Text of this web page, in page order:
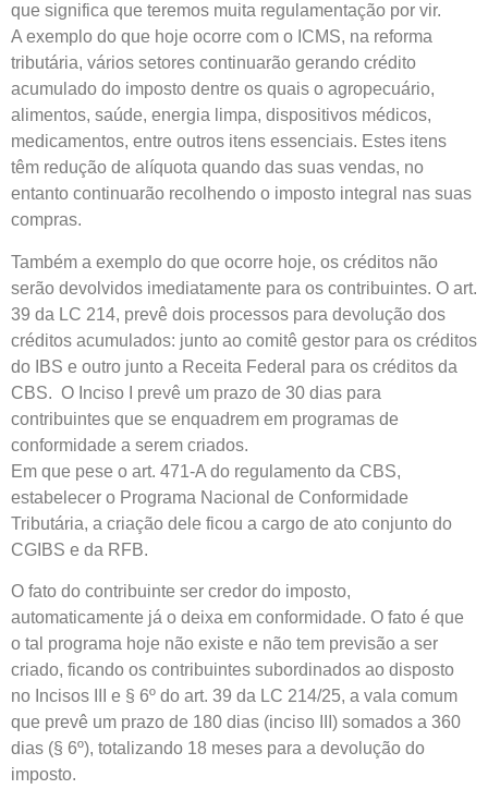
que significa que teremos muita regulamentação por vir.
A exemplo do que hoje ocorre com o ICMS, na reforma
tributária, vários setores continuarão gerando crédito
acumulado do imposto dentre os quais o agropecuário,
alimentos, saúde, energia limpa, dispositivos médicos,
medicamentos, entre outros itens essenciais. Estes itens
têm redução de alíquota quando das suas vendas, no
entanto continuarão recolhendo o imposto integral nas suas
compras.
Também a exemplo do que ocorre hoje, os créditos não
serão devolvidos imediatamente para os contribuintes. O art.
39 da LC 214, prevê dois processos para devolução dos
créditos acumulados: junto ao comitê gestor para os créditos
do IBS e outro junto a Receita Federal para os créditos da
CBS. O Inciso I prevê um prazo de 30 dias para
contribuintes que se enquadrem em programas de
conformidade a serem criados.
Em que pese o art. 471-A do regulamento da CBS,
estabelecer o Programa Nacional de Conformidade
Tributária, a criação dele ficou a cargo de ato conjunto do
CGIBS e da RFB.
O fato do contribuinte ser credor do imposto,
automaticamente já o deixa em conformidade. O fato é que
o tal programa hoje não existe e não tem previsão a ser
criado, ficando os contribuintes subordinados ao disposto
no Incisos III e § 6º do art. 39 da LC 214/25, a vala comum
que prevê um prazo de 180 dias (inciso III) somados a 360
dias (§ 6º), totalizando 18 meses para a devolução do
imposto.